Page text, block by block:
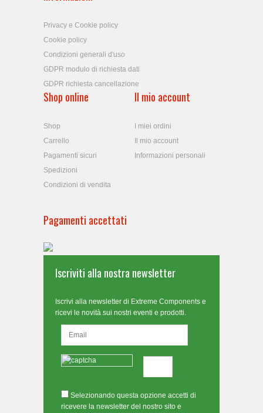
Privacy e Cookie policy
Cookie policy
Condizioni generali d'uso
GDPR modulo di richiesta dati
GDPR richiesta cancellazione
Shop online
Shop
Carrello
Pagamenti sicuri
Spedizioni
Condizioni di vendita
Il mio account
I miei ordini
Il mio account
Informazioni personali
Pagamenti accettati
Iscriviti alla nostra newsletter
Iscrivi alla newsletter di Extreme Components e
ricevi le novità sui nostri eventi e prodotti.
Selezionando questa opzione accetti di
ricevere la newsletter del nostro sito e